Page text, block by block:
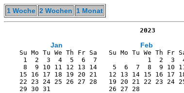
1 Woche 2 Wochen 1 Monat
                                   2023
Jan Feb
Su Mo Tu We Th Fr Sa   Su Mo Tu We Th Fr
1  2  3  4  5  6  7             1  2  3
8  9 10 11 12 13 14    5  6  7  8  9 10
15 16 17 18 19 20 21   12 13 14 15 16 17
22 23 24 25 26 27 28   19 20 21 22 23 24
29 30 31               26 27 28